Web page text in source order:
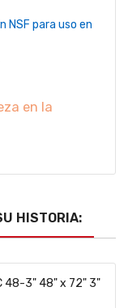
para uso en
en la
HISTORIA: